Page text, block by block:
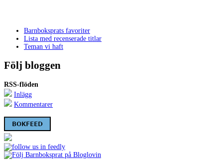
Barnboksprats favoriter
Lista med recenserade titlar
Teman vi haft
Följ bloggen
RSS-flöden
Inlägg
Kommentarer